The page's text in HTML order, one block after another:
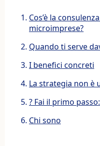
Cos’è la
microimprese?
Quando ti serve
I benefici concreti
La strategia non è
? Fai il primo
Chi sono